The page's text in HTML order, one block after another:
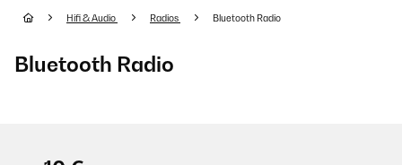
Hifi & Audio Radios Bluetooth Radio
Bluetooth Radio